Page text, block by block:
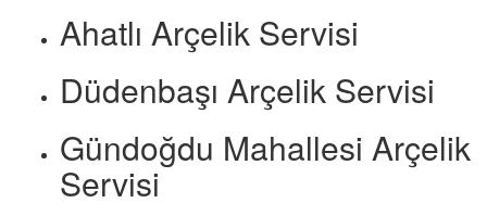
Ahatlı Arçelik Servisi
Düdenbaşı Arçelik Servisi
Gündoğdu Mahallesi Arçelik
Servisi